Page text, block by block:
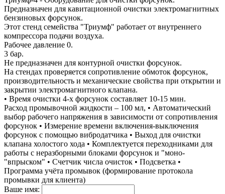
Предназначен для кавитационной очистки электромагнитных
бензиновых форсунок.
Этот стенд семейства "Триумф" работает от внутреннего
компрессора подачи воздуха.
Рабочее давление 0.
3 бар.
Не предназначен для контурной очистки форсунок.
На стендах проверяется сопротивление обмоток форсунок,
производительность и механические свойства при открытии и
закрытии электромагнитного клапана.
• Время очистки 4-х форсунок составляет 10-15 мин.
Расход промывочной жидкости – 100 мл, • Автоматический
выбор рабочего напряжения в зависимости от сопротивления
форсунок • Измерение времени включения-выключения
форсунок с помощью вибродатчика • Выход для очистки
клапана холостого хода • Комплектуется переходниками для
работы с неразборными блоками форсунок и "моно-
"впрыском" • Счетчик числа очисток • Подсветка •
Программа учёта промывок (формирование протокола
промывки для клиента)
Ваше имя: